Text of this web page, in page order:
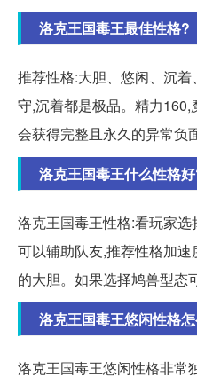
洛克王国毒王最佳性格?
推荐性格:大胆、悠闲、沉
守,沉着都是极品。精力
会获得完整且永久的异常负
洛克王国毒王什么性格
洛克王国毒王性格:看玩家
可以辅助队友,推荐性格加
的大胆。如果选择鸠兽型态
洛克王国毒王悠闲性格
洛克王国毒王悠闲性格非常